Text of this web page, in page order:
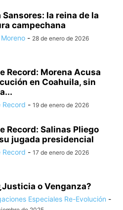
Sansores: la reina de la
campechana
- 28 de enero de 2026
Record: Morena Acusa
en Coahuila, sin
Record - 19 de enero de 2026
Record: Salinas Pliego
jugada presidencial
Record - 17 de enero de 2026
o Venganza?
Especiales Re-Evolución -